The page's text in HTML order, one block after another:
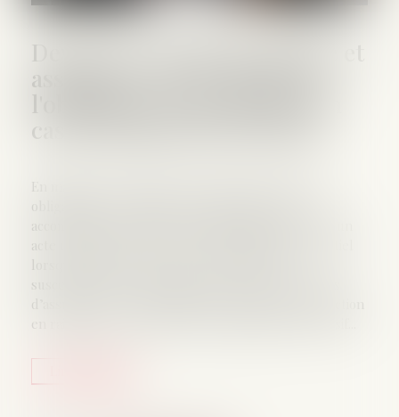
assurance-vie : le point sur
cas de partage successoral
En matière successorale, le notaire est tenu à une
obligation de conseil envers les parties qu’il
accompagne, notamment lorsqu’il intervient dans un
acte de partage. Ce devoir est d’autant plus essentiel
susceptibles de contestation, tels que des contrats
d’assurance-vie susceptibles d’être soumis à réduction